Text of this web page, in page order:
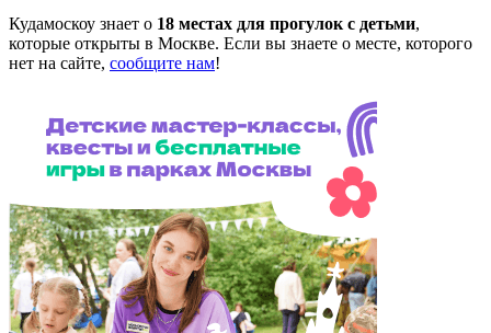
Кудамоскоу знает о 18 местах для прогулок с детьми,
которые открыты в Москве. Если вы знаете о месте, которого
нет на сайте, сообщите нам!